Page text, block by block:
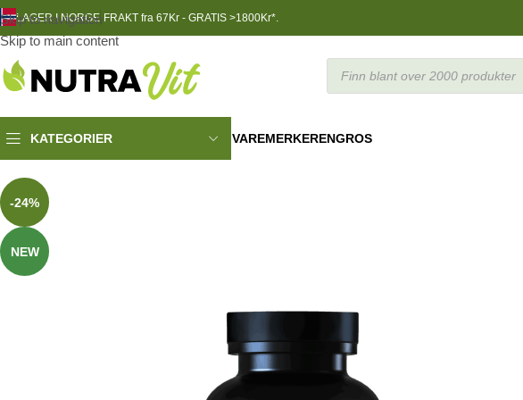
Skip to navigation
Skip to main content
LAGER I NORGEFRAKT fra 67Kr - GRATIS >1800Kr*.
KATEGORIER VAREMERKERENGROS
-24%
NEW